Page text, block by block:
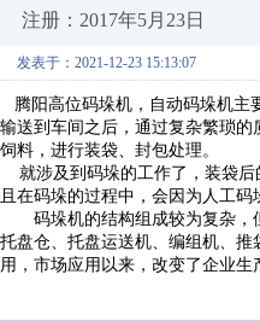
注册：2017年5月23日
发表于：2021-12-23 15:13:07
腾阳高位码垛机，自动码垛机主
输送到车间之后，通过复杂繁琐
饲料，进行装袋、封包处理。
就涉及到码垛的工作了，装袋
且在码垛的过程中，会因为人工
码垛机的结构组成较为复杂
托盘仓、托盘运送机、编组机、
用，市场应用以来，改变了企业